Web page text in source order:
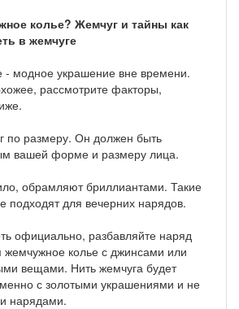
колье? Жемчуг и тайны как
в жемчуге
модное украшение вне времени.
рассмотрите факторы,
по размеру. Он должен быть
вашей форме и размеру лица.
обрамляют бриллиантами. Такие
подходят для вечерних нарядов.
официально, разбавляйте наряд
жемчужное колье с джинсами или
вещами. Нить жемчуга будет
с золотыми украшениями и не
нарядами.